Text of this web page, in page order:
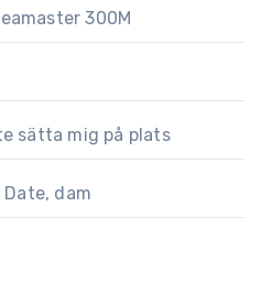
300M
sätta mig på plats
dam